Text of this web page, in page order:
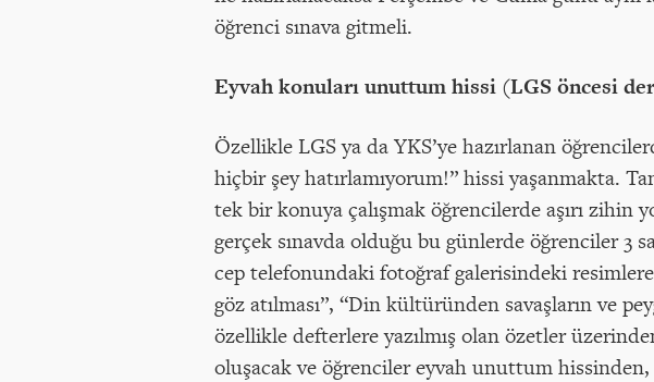
öğrenci sınava gitmeli.
Eyvah konuları unuttum hissi (LGS öncesi
Özellikle LGS ya da YKS’ye hazırlanan
hiçbir şey hatırlamıyorum!” hissi yaşanmakta.
tek bir konuya çalışmak öğrencilerde aşırı zihin
gerçek sınavda olduğu bu günlerde öğrenciler 3
cep telefonundaki fotoğraf galerisindeki
göz atılması”, “Din kültüründen savaşların ve
özellikle defterlere yazılmış olan özetler
oluşacak ve öğrenciler eyvah unuttum